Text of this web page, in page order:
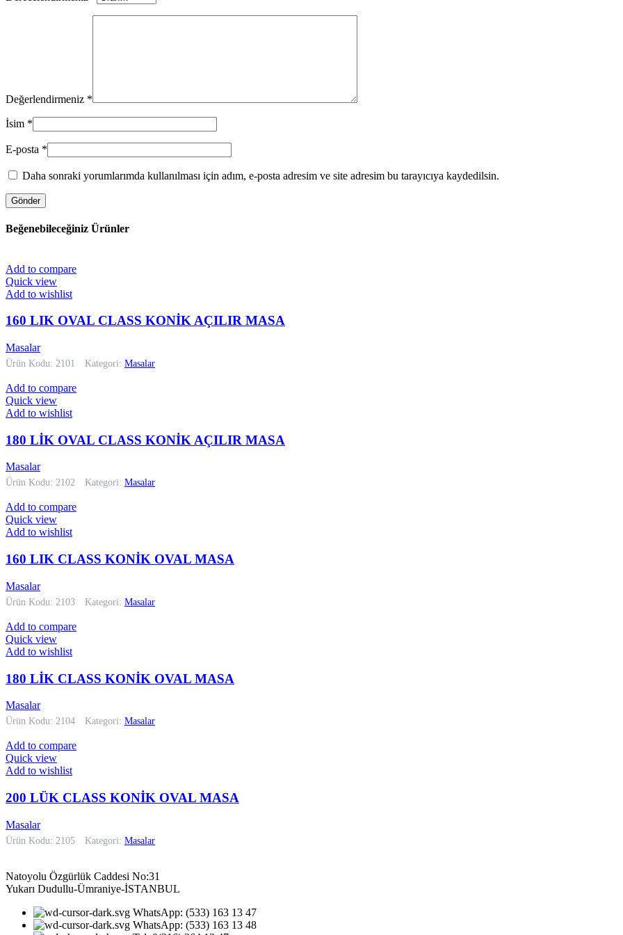
Değerlendirmeniz *
İsim *
E-posta *
Daha sonraki yorumlarımda kullanılması için adım, e-posta adresim ve site adresim bu tarayıcıya kaydedilsin.
Beğenebileceğiniz Ürünler
Add to compare
Quick view
Add to wishlist
160 LIK OVAL CLASS KONİK AÇILIR MASA
Masalar
Ürün Kodu: 2101 Kategori: Masalar
Add to compare
Quick view
Add to wishlist
180 LİK OVAL CLASS KONİK AÇILIR MASA
Masalar
Ürün Kodu: 2102 Kategori: Masalar
Add to compare
Quick view
Add to wishlist
160 LIK CLASS KONİK OVAL MASA
Masalar
Ürün Kodu: 2103 Kategori: Masalar
Add to compare
Quick view
Add to wishlist
180 LİK CLASS KONİK OVAL MASA
Masalar
Ürün Kodu: 2104 Kategori: Masalar
Add to compare
Quick view
Add to wishlist
200 LÜK CLASS KONİK OVAL MASA
Masalar
Ürün Kodu: 2105 Kategori: Masalar
Natoyolu Özgürlük Caddesi No:31
Yukarı Dudullu-Ümraniye-İSTANBUL
WhatsApp: (533) 163 13 47
WhatsApp: (533) 163 13 48